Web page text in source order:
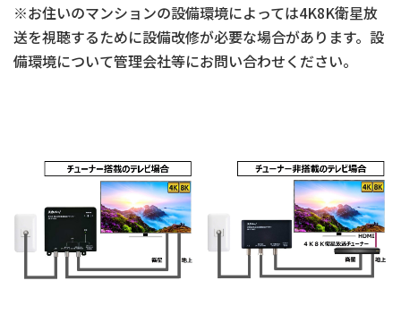
※お住いのマンションの設備環境によっては4K8K衛星放
送を視聴するために設備改修が必要な場合があります。設
備環境について管理会社等にお問い合わせください。